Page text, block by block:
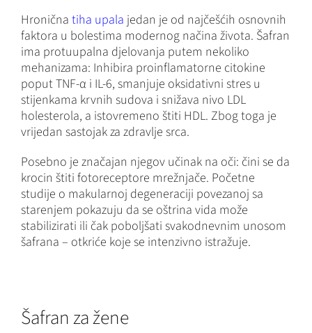
Hronična tiha upala jedan je od najčešćih osnovnih
faktora u bolestima modernog načina života. Šafran
ima protuupalna djelovanja putem nekoliko
mehanizama: Inhibira proinflamatorne citokine
poput TNF-α i IL-6, smanjuje oksidativni stres u
stijenkama krvnih sudova i snižava nivo LDL
holesterola, a istovremeno štiti HDL. Zbog toga je
vrijedan sastojak za zdravlje srca.
Posebno je značajan njegov učinak na oči: čini se da
krocin štiti fotoreceptore mrežnjače. Početne
studije o makularnoj degeneraciji povezanoj sa
starenjem pokazuju da se oštrina vida može
stabilizirati ili čak poboljšati svakodnevnim unosom
šafrana – otkriće koje se intenzivno istražuje.
Šafran za žene